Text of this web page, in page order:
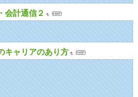
会計通信２
キャリアのあり方